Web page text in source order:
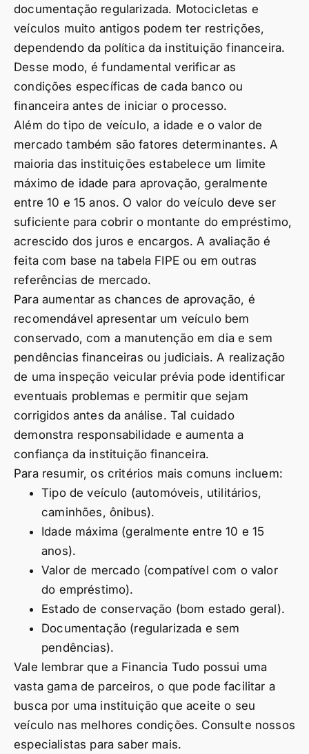
documentação regularizada. Motocicletas e
veículos muito antigos podem ter restrições,
dependendo da política da instituição financeira.
Desse modo, é fundamental verificar as
condições específicas de cada banco ou
financeira antes de iniciar o processo.
Além do tipo de veículo, a idade e o valor de
mercado também são fatores determinantes. A
maioria das instituições estabelece um limite
máximo de idade para aprovação, geralmente
entre 10 e 15 anos. O valor do veículo deve ser
suficiente para cobrir o montante do empréstimo,
acrescido dos juros e encargos. A avaliação é
feita com base na tabela FIPE ou em outras
referências de mercado.
Para aumentar as chances de aprovação, é
recomendável apresentar um veículo bem
conservado, com a manutenção em dia e sem
pendências financeiras ou judiciais. A realização
de uma inspeção veicular prévia pode identificar
eventuais problemas e permitir que sejam
corrigidos antes da análise. Tal cuidado
demonstra responsabilidade e aumenta a
confiança da instituição financeira.
Para resumir, os critérios mais comuns incluem:
Tipo de veículo (automóveis, utilitários,
caminhões, ônibus).
Idade máxima (geralmente entre 10 e 15
anos).
Valor de mercado (compatível com o valor
do empréstimo).
Estado de conservação (bom estado geral).
Documentação (regularizada e sem
pendências).
Vale lembrar que a Financia Tudo possui uma
vasta gama de parceiros, o que pode facilitar a
busca por uma instituição que aceite o seu
veículo nas melhores condições. Consulte nossos
especialistas para saber mais.